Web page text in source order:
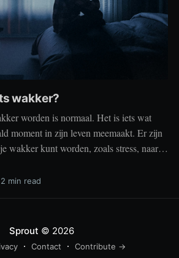
wakker?
worden is normaal. Het is iets wat
moment in zijn leven meemaakt. Er zijn
wakker kunt worden, zoals stress, naar
of medische aandoeningen die je
geen probleem
2 min read
Sprout © 2026
Contact Contribute →